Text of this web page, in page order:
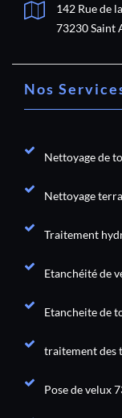
142 Rue de
73230 Saint
Nos
Nettoyage de
Nettoyage
Traitement
Etanchéité de
Etancheite de
traitement des
Pose de velux